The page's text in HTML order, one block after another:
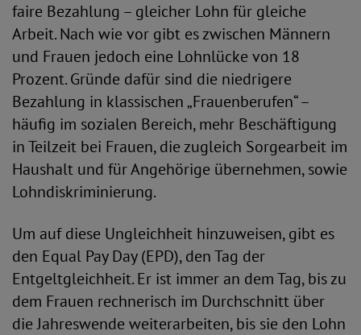
faire Bezahlung – gleicher Lohn für gleiche
Arbeit. Nach wie vor gibt es zwischen Männern
und Frauen jedoch eine Lohnlücke von 18
Prozent. Gründe dafür sind die niedrigere
Bezahlung in klassischen „Frauenberufen“ –
häufig im sozialen Bereich, mehr Beschäftigung
in Teilzeit bei Frauen, die zugleich Sorgearbeit im
Haushalt und für Angehörige übernehmen, sowie
Lohndiskriminierung.
Um auf diese Ungleichheit hinzuweisen, gibt es
den Equal Pay Day (EPD), den Tag der
Entgeltgleichheit. Er ist immer an dem Tag, bis zu
dem Frauen rechnerisch im Durchschnitt über
die Jahreswende weiterarbeiten, bis sie den Lohn